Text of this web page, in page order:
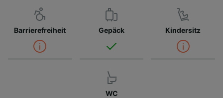
Barrierefreiheit Gepäck Kindersitz
WC